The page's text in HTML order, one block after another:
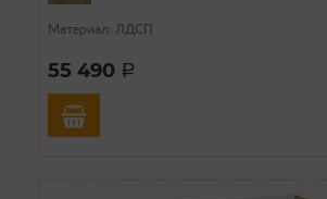
Материал: ЛДСП
55 490 a